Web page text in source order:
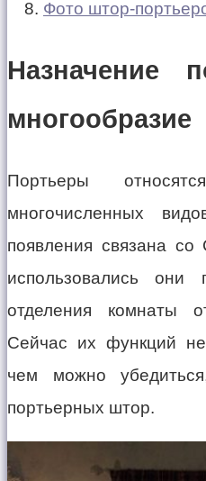
Фото штор-
Назначение
многообразие
Портьеры
многочисленных
появления связана со
использовались они
отделения комнаты
Сейчас их функций
чем можно
портьерных штор.